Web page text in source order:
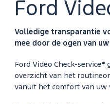
Ford
Volledige transparantie
mee door de ogen van
Ford Video Check-service*
overzicht van het
vanuit het comfort van uw